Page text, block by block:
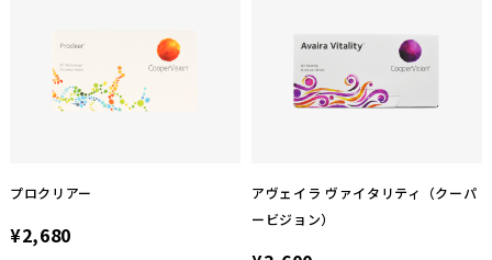
プロクリアー
¥2,680
アヴェイラ ヴァイタリティ（クーパ
ービジョン）